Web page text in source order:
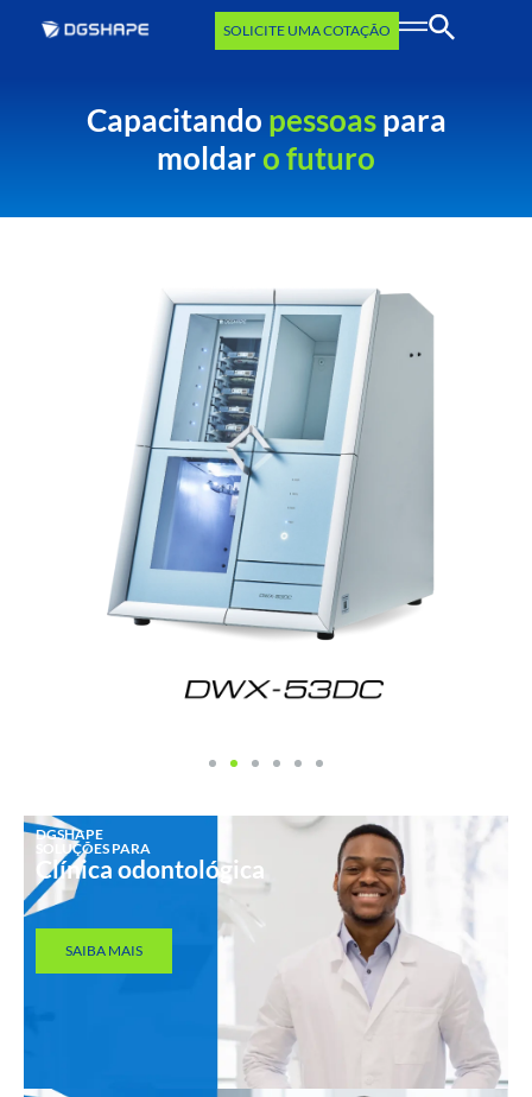
SOLICITE UMA COTAÇÃO
Capacitando pessoaspara
moldaro futuro
DGSHAPE
SOLUÇÕES PARA
Clínica odontológica
SAIBA MAIS